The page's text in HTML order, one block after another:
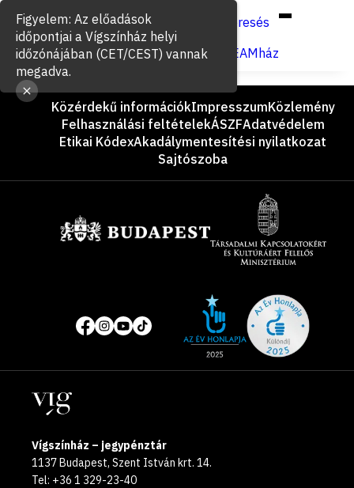
Keresés
Jegyvásárlás
VígSTREAMház
LáblécKözérdekű információkImpresszumKözlemény
Felhasználási feltételekÁSZFAdatvédelem
Etikai KódexAkadálymentesítési nyilatkozat
Sajtószoba
Közösségi
média
oldalak
of
year
Helyszínek
Vígszínház – jegypénztár
1137 Budapest, Szent István krt. 14.
Tel: +36 1 329-23-40
Figyelem: Az előadások
időpontjai a Vígszínház helyi
időzónájában (CET/CEST) vannak
megadva.